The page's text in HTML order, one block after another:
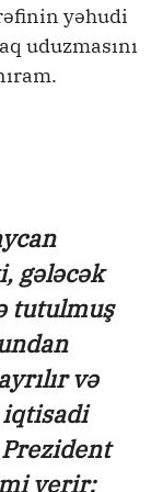
yəhudi
uduzmasını
gələcək
tutulmuş
və
verir: